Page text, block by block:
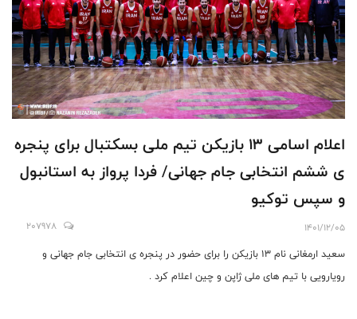
اعلام اسامی ۱۳ بازیکن تیم ملی بسکتبال برای پنجره
ی ششم انتخابی جام جهانی/ فردا پرواز به استانبول
و سپس توکیو
1401/12/05
207978
سعید ارمغانی نام ۱۳ بازیکن را برای حضور در پنجره ی انتخابی جام جهانی و
رویارویی با تیم های ملی ژاپن و چین اعلام کرد .